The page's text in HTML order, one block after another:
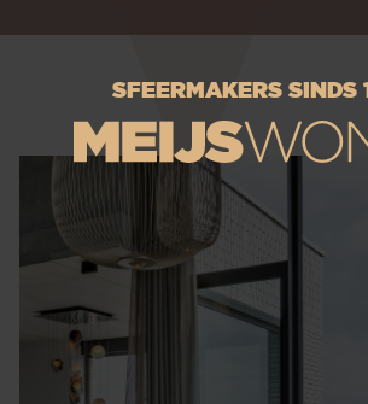
SFEERMAKERS SINDS